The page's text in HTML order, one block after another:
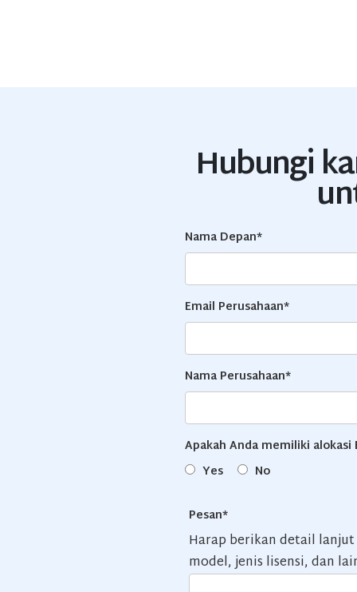
Hubungi
Nama Depan*
Email Perusahaan*
Nama Perusahaan*
Apakah Anda memiliki alokasi
Yes
No
Pesan*
Harap berikan detail
model, jenis lisensi, dan